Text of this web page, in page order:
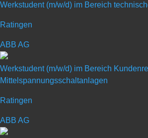
Werkstudent (m/w/d) im Bereich
Ratingen
ABB AG
Werkstudent (m/w/d) im Bereich
Mittelspannungsschaltanlagen
Ratingen
ABB AG
erfolgreich Maßstäbe mit zukunfts­weisenden
Mitarbeitenden, die sich täglich mit Herzblut
unser Unternehmen engagieren. Darauf sind
Schülerpraktikum mit